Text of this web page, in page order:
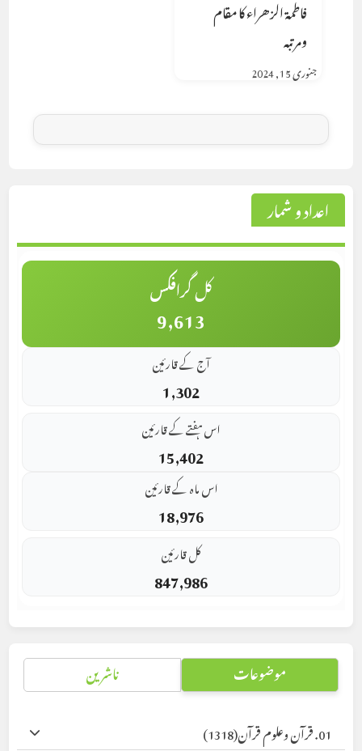
فاطمۃ الزھراء کا مقام
ومرتبہ
جنوری 15, 2024
اعداد و شمار
کل گرافکس
9,613
آج کے قارئین
1,302
اس ہفتے کے قارئین
15,402
اس ماہ کے قارئین
18,976
کل قارئین
847,986
موضوعات ناشرین
01. قرآن وعلوم قرآن
(1318)